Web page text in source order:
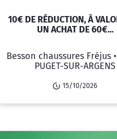
10€ DE RÉDUCTION, À
UN ACHAT DE 60€...
Besson chaussures Fréjus •
PUGET-SUR-ARGENS
15/10/2026